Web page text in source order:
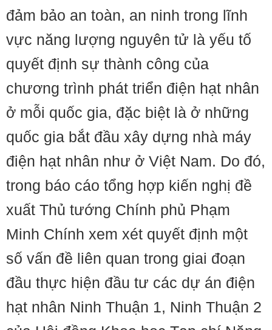
đảm bảo an toàn, an ninh trong lĩnh
vực năng lượng nguyên tử là yếu tố
quyết định sự thành công của
chương trình phát triển điện hạt nhân
ở mỗi quốc gia, đặc biệt là ở những
quốc gia bắt đầu xây dựng nhà máy
điện hạt nhân như ở Việt Nam. Do đó,
trong báo cáo tổng hợp kiến nghị đề
xuất Thủ tướng Chính phủ Phạm
Minh Chính xem xét quyết định một
số vấn đề liên quan trong giai đoạn
đầu thực hiện đầu tư các dự án điện
hạt nhân Ninh Thuận 1, Ninh Thuận 2